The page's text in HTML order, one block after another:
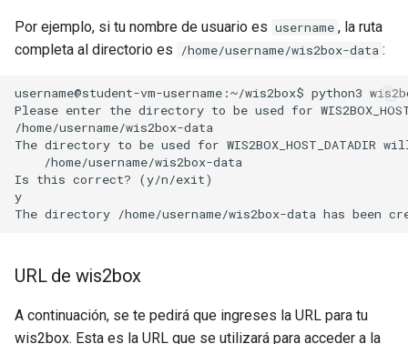
Por ejemplo, si tu nombre de usuario es username , la ruta
completa al directorio es
/home/username/wis2box-data :
username@student-vm-username:~/wis2box$ python3
Please enter the directory to be used for
/home/username/wis2box-data
The directory to be used for WIS2BOX_HOST_DATADIR
    /home/username/wis2box-data
Is this correct? (y/n/exit)
y
URL de wis2box
A continuación, se te pedirá que ingreses la URL para tu
wis2box. Esta es la URL que se utilizará para acceder a la